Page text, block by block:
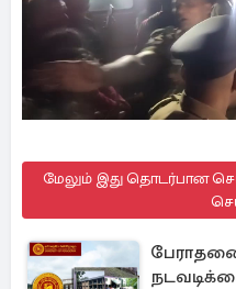
மேலும் இது தொடர்பான